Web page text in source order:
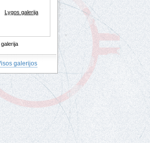
galerijos